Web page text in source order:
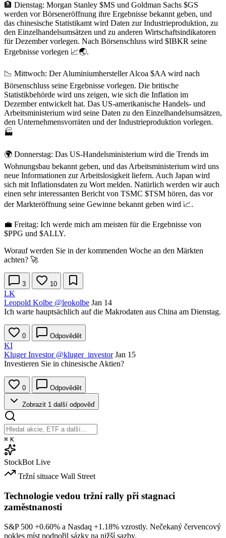
🏦 Dienstag: Morgan Stanley $MS und Goldman Sachs $GS
werden vor Börseneröffnung ihre Ergebnisse bekannt geben, und
das chinesische Statistikamt wird Daten zur Industrieproduktion, zu
den Einzelhandelsumsätzen und zu anderen Wirtschaftsindikatoren
für Dezember vorlegen. Nach Börsenschluss wird $IBKR seine
Ergebnisse vorlegen 📈🌏.
📉 Mittwoch: Der Aluminiumhersteller Alcoa $AA wird nach
Börsenschluss seine Ergebnisse vorlegen. Die britische
Statistikbehörde wird uns zeigen, wie sich die Inflation im
Dezember entwickelt hat. Das US-amerikanische Handels- und
Arbeitsministerium wird seine Daten zu den Einzelhandelsumsätzen,
den Unternehmensvorräten und der Industrieproduktion vorlegen.
🏭
🌍 Donnerstag: Das US-Handelsministerium wird die Trends im
Wohnungsbau bekannt geben, und das Arbeitsministerium wird uns
neue Informationen zur Arbeitslosigkeit liefern. Auch Japan wird
sich mit Inflationsdaten zu Wort melden. Natürlich werden wir auch
einen sehr interessanten Bericht von TSMC $TSM hören, das vor
der Markteröffnung seine Gewinne bekannt geben wird 📈.
💼 Freitag: Ich werde mich am meisten für die Ergebnisse von
$PPG und $ALLY.
Worauf werden Sie in der kommenden Woche an den Märkten
achten? 🚀
3 10
LK
Leopold Kolbe @leokolbe Jan 14
Ich warte hauptsächlich auf die Makrodaten aus China am Dienstag.
0 Odpovědět
KI
Kluger Investor @kluger_investor Jan 15
Investieren Sie in chinesische Aktien?
0 Odpovědět
Zobrazit 1 další odpověď
⌘ K
StockBot Live
Tržní situace Wall Street
Technologie vedou tržní rally při stagnaci
zaměstnanosti
S&P 500 +0.60% a Nasdaq +1.18% vzrostly. Nečekaný červencový
pokles míst podpořil sázky na nižší sazby.